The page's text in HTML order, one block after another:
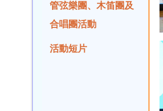
管弦樂團、木笛團及
合唱團活動
活動短片